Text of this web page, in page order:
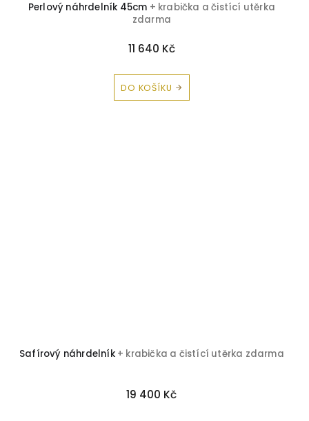
Perlový náhrdelník 45cm + krabička a čistící utěrka
zdarma
11 640 Kč
DO KOŠÍKU
Safírový náhrdelník + krabička a čistící utěrka zdarma
19 400 Kč